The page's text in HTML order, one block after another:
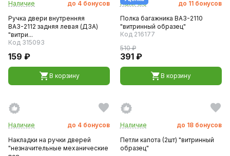
Наличие до 4 бонусов
Ручка двери внутренняя
ВАЗ-2112 задняя левая (ДЗА)
"витри...
Код 315093
159 ₽
В корзину
Наличие до 11 бонусов
Полка багажника ВАЗ-2110
"витринный образец"
Код 216177
510 ₽
391 ₽
В корзину
Наличие до 4 бонусов
Накладки на ручки дверей
"незначительные механические
Наличие до 18 бонусов
Петли капота (2шт) "витринный
образец"